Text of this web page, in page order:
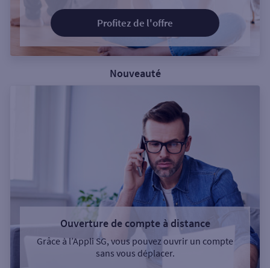
Profitez de l'offre
Nouveauté
Ouverture de compte à distance
Grâce à l’Appli SG, vous pouvez ouvrir un compte
sans vous déplacer.